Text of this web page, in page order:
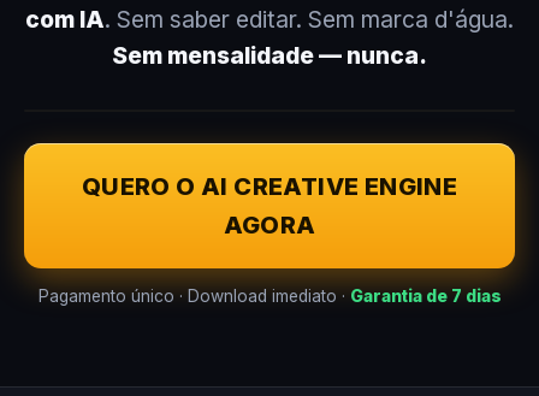
com IA. Sem saber editar. Sem marca d'água.
Sem mensalidade — nunca.
QUERO O AI CREATIVE ENGINE
AGORA
Pagamento único · Download imediato · Garantia de 7 dias